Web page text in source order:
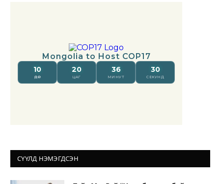
СҮҮЛД НЭМЭГДСЭН